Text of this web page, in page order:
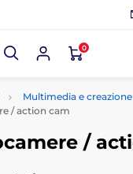
0
Multimedia e
/ action cam
/